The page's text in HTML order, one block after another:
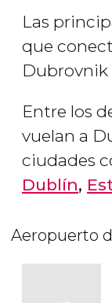
Las
que
Dubrovnik
Entre los
vuelan a
ciudades
Dublín,
Aeropuerto